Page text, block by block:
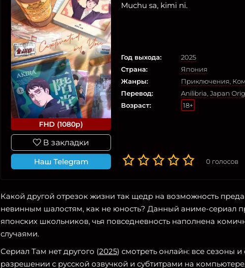
FHD (1080p)
В закладки
Наш Telegram
Muchu sa, kimi ni.
Год выхода:
2025
Страна:
Япония
Жанры:
Приключения
Перевод:
Anilibria Japan
Возраст:
18+
0 голосов
Какой другой отрезок жизни так щедр на возможность
невинным шалостям, как не юность? Данный аниме-сериал
японских школьников, чья повседневность наполнена
случаями.
Сериал Там нет другого (2025) смотреть онлайн: все сезоны
разрешении с русской озвучкой и субтитрами на